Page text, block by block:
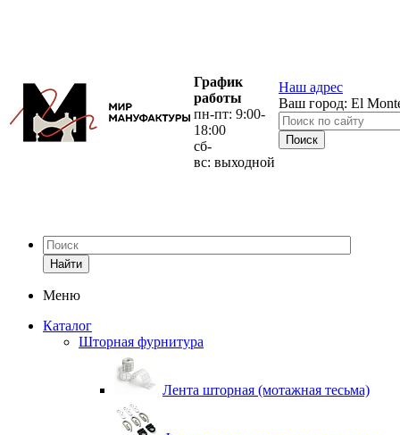
График
работы
пн-пт: 9:00-
18:00
сб-
вс: выходной
Наш адрес
Ваш город: El
Найти
Меню
Каталог
Шторная фурнитура
Лента шторная (мотажная тесьма)